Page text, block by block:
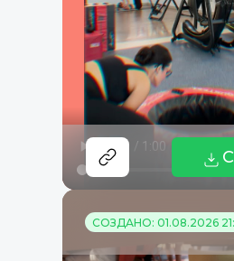
СОЗДАНО: 01.08.2026